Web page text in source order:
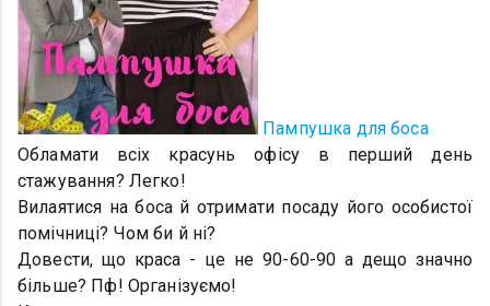
Пампушка для боса
Обламати всіх красунь офісу в перший день
стажування? Легко!
Вилаятися на боса й отримати посаду його особистої
помічниці? Чом би й ні?
Довести, що краса - це не 90-60-90 а дещо значно
більше? Пф! Організуємо!